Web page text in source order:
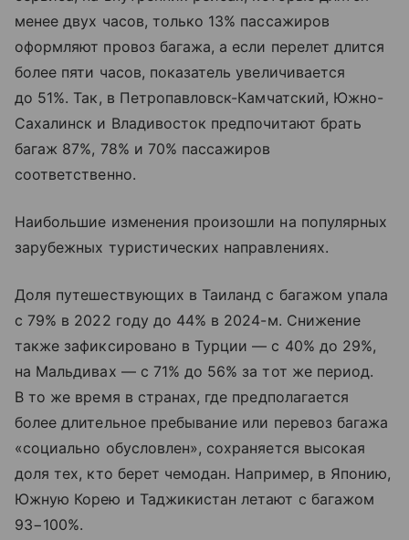
менее двух часов, только 13% пассажиров
оформляют провоз багажа, а если перелет длится
более пяти часов, показатель увеличивается
до 51%. Так, в Петропавловск-Камчатский, Южно-
Сахалинск и Владивосток предпочитают брать
багаж 87%, 78% и 70% пассажиров
соответственно.
Наибольшие изменения произошли на популярных
зарубежных туристических направлениях.
Доля путешествующих в Таиланд с багажом упала
с 79% в 2022 году до 44% в 2024-м. Снижение
также зафиксировано в Турции — с 40% до 29%,
на Мальдивах — с 71% до 56% за тот же период.
В то же время в странах, где предполагается
более длительное пребывание или перевоз багажа
«социально обусловлен», сохраняется высокая
доля тех, кто берет чемодан. Например, в Японию,
Южную Корею и Таджикистан летают с багажом
93−100%.